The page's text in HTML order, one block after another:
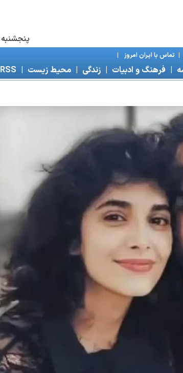
پنجشنبه ۱۵ مرداد ۱۴۰۵
| تماس با ايران امروز |
| فرهنگ و ادبيات |زندگی |محیط زیست |
RSS